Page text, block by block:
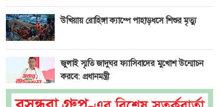
উখিয়ায় রোহিঙ্গা ক্যাম্পে পাহাড়ধসে শিশুর মৃত্যু
জুলাই স্মৃতি জাদুঘর ফ্যাসিবাদের মুখোশ উন্মোচন
করবে: প্রধানমন্ত্রী